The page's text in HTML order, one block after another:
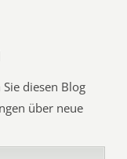
diesen Blog
über neue